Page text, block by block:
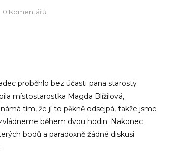
0 Komentářů
proběhlo bez účasti pana starosty
místostarostka Magda Blížilová,
tím, že jí to pěkně odsejpá, takže jsme
během dvou hodin. Nakonec
bodů a paradoxně žádné diskusi